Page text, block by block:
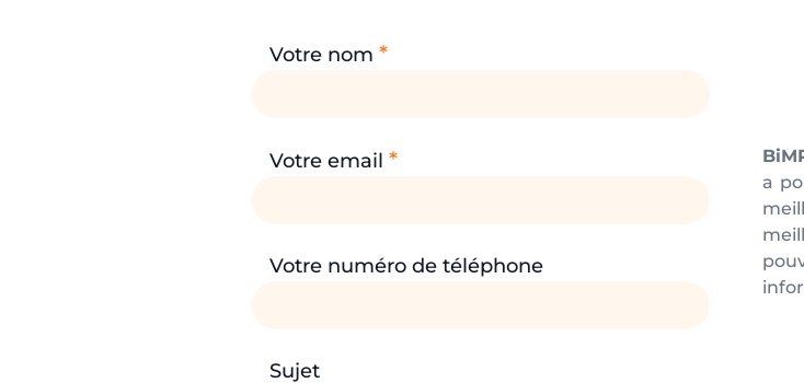
Votre nom*
Votre email*
Votre numéro de téléphone
Sujet
a